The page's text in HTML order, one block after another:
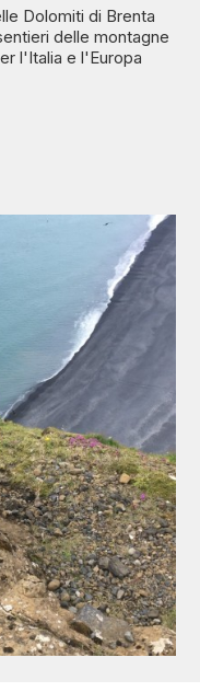
Dolomiti di Brenta
delle montagne
l'Italia e l'Europa